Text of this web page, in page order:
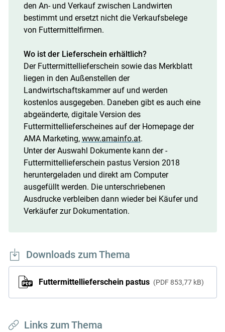
den An- und Verkauf zwischen Landwirten
bestimmt und ersetzt nicht die Verkaufsbelege
von Futtermittelfirmen.
Wo ist der Lieferschein erhältlich?
Der Futtermittellieferschein sowie das Merkblatt
liegen in den Außenstellen der
Landwirtschaftskammer auf und werden
kostenlos ausgegeben. Daneben gibt es auch eine
abgeänderte, digitale Version des
Futtermittellieferscheines auf der Homepage der
AMA Marketing, www.amainfo.at.
Unter der Auswahl Dokumente kann der ­
Futtermittellieferschein pastus Version 2018
heruntergeladen und direkt am Computer
ausgefüllt werden. Die unterschriebenen
Ausdrucke verbleiben dann wieder bei Käufer und
Verkäufer zur Dokumentation.
Downloads zum Thema
Futtermittellieferschein pastus PDF 853,77 kB
Links zum Thema